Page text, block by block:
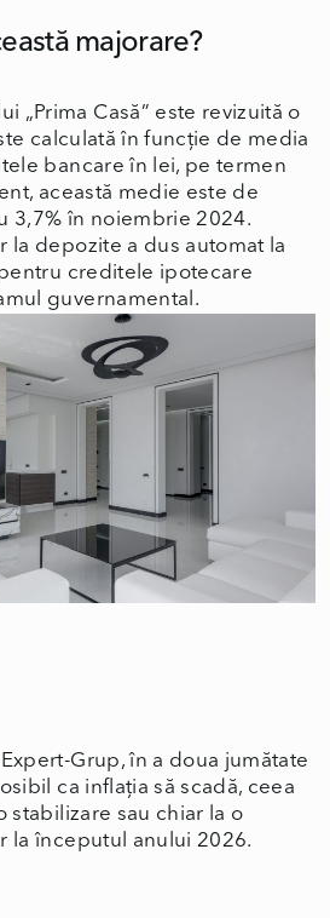
majorare?
„Prima Casă” este revizuită o
calculată în funcție de media
bancare în lei, pe termen
această medie este de
3,7% în noiembrie 2024.
la depozite a dus automat la
creditele ipotecare
guvernamental.
Grup, în a doua jumătate
ca inflația să scadă, ceea
stabilizare sau chiar la o
la începutul anului 2026.